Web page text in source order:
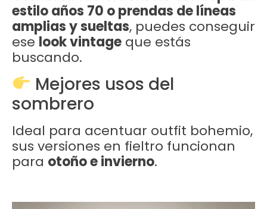
estilo años 70 o prendas de líneas
amplias y sueltas, puedes conseguir
ese look vintage que estás
buscando.
Mejores usos del
sombrero
Ideal para acentuar outfit bohemio,
sus versiones en fieltro funcionan
para otoño e invierno.